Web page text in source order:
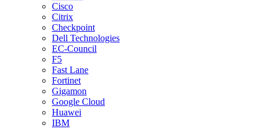
Cisco
Citrix
Checkpoint
Dell Technologies
EC-Council
F5
Fast Lane
Fortinet
Gigamon
Google Cloud
Huawei
IBM